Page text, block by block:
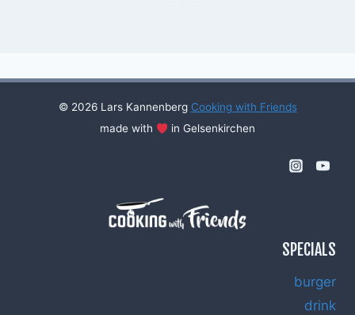
© 2026 Lars Kannenberg Cooking with Friends
made with
in Gelsenkirchen
SPECIALS
burger
drink